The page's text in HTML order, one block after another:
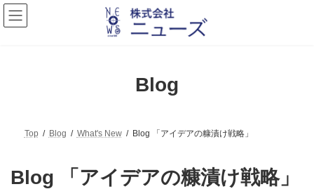
コ
ン
テ
ナ
ビ
ゲ
Blog
Top Blog What's New Blog 「アイデアの糠漬け戦略」
Blog 「アイデアの糠漬け戦略」